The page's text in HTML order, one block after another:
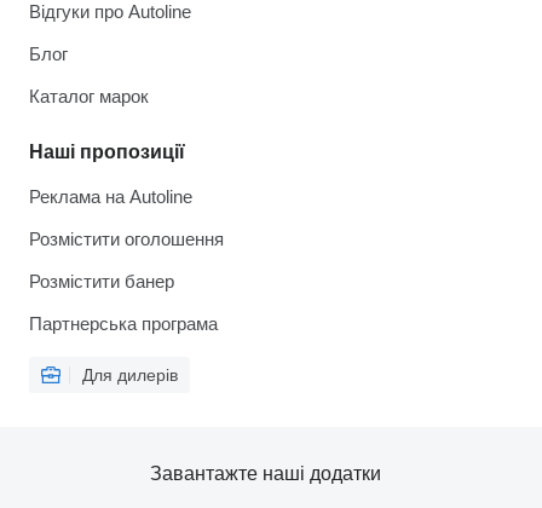
Відгуки про Autoline
Блог
Каталог марок
Наші пропозиції
Реклама на Autoline
Розмістити оголошення
Розмістити банер
Партнерська програма
Для дилерів
Завантажте наші додатки